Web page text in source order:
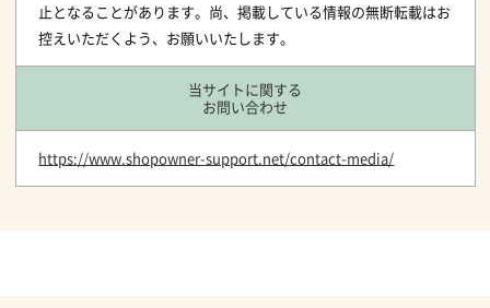
止となることがあります。尚、掲載している情報の無断転載はお
控えいただくよう、お願いいたします。
当サイトに関する
お問い合わせ
https://www.shopowner-support.net/contact-media/